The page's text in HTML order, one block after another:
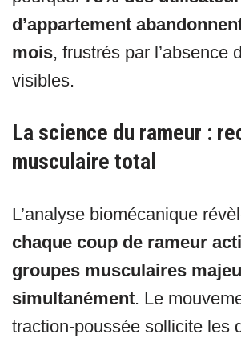
d’appartement
mois, frustrés par l’absence
visibles.
La science du rameur :
musculaire total
L’analyse biomécanique
chaque coup de rameur
groupes musculaires
simultanément. Le
traction-poussée sollicite les